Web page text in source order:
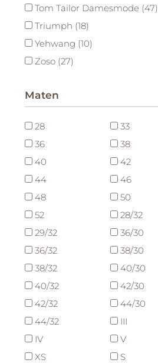
Tom Tailor Damesmode (47)
Triumph (18)
Yehwang (10)
Zoso (27)
Maten
28
33
36
38
40
42
44
46
48
50
52
28/32
29/32
36/30
36/32
38/30
38/32
40/30
40/32
42/30
42/32
44/30
44/32
III
IV
V
XS
S